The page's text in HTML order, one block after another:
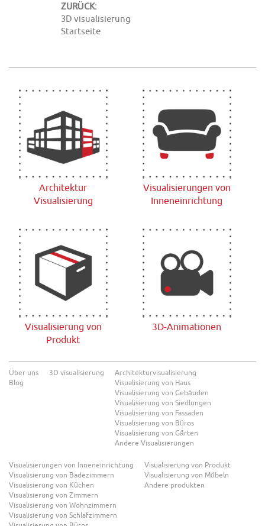
ZURÜCK:
3D visualisierung
Startseite
Architektur
Visualisierung
Visualisierungen von
Inneneinrichtung
Visualisierung von
Produkt
3D-Animationen
Über uns
Blog
3D visualisierung
Architekturvisualisierung
Visualisierung von Haus
Visualisierung von Gebäuden
Visualisierung von Siedlungen
Visualisierung von Fassaden
Visualisierung von Büros
Visualisierung von Gärten
Andere Visualisierungen
Visualisierungen von Inneneinrichtung
Visualisierung von Badezimmern
Visualisierung von Küchen
Visualisierung von Zimmern
Visualisierung von Wohnzimmern
Visualisierung von Schlafzimmern
Visualisierung von Produkt
Visualisierung von Möbeln
Andere produkten